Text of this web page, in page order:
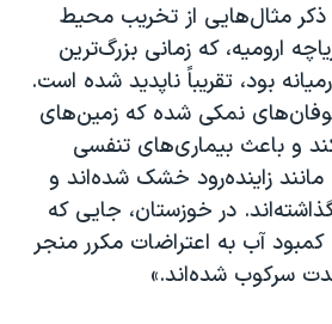
ذکر مثال‌هایی از تخریب محیط
ارومیه، که زمانی بزرگ‌ترین
بود، تقریباً ناپدید شده است.
نمکی شده که زمین‌های
و باعث بیماری‌های تنفسی
زاینده‌رود خشک شده‌اند و
در خوزستان، جایی که
آب به اعتراضات مکرر منجر
سرکوب شده‌اند.»